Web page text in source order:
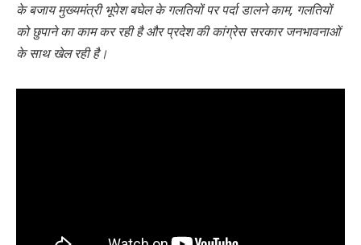
के बजाय मुख्यमंत्री भूपेश बघेल के गलतियों पर पर्दा डालने काम, गलतियों
को छुपाने का काम कर रही है और प्रदेश की कांग्रेस सरकार जनभावनाओं
के साथ खेल रही है।